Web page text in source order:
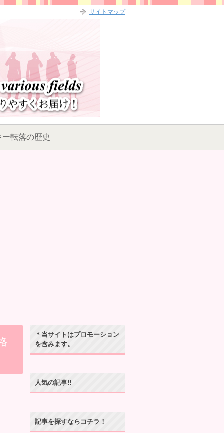
転落の歴史
＊当サイトはプロモーション
を含みます。
人気の記事!!
記事を探すならコチラ！
サイトマップ